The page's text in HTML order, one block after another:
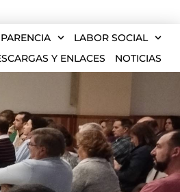
LABOR SOCIAL
Y ENLACES
NOTICIAS